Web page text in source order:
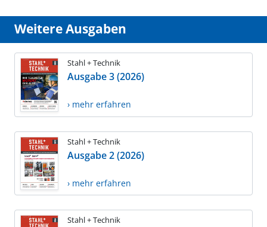
Weitere Ausgaben
Stahl + Technik
Ausgabe 3 (2026)
› mehr erfahren
Stahl + Technik
Ausgabe 2 (2026)
› mehr erfahren
Stahl + Technik